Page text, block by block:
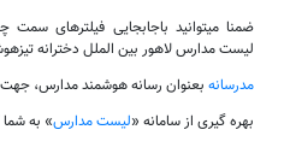
ضمنا میتوانید باجابجایی فیلترهای
لیست مدارس لاهور بین الملل دخترانه
مدرسانه بعنوان رسانه هوشمند مدارس،
بهره گیری از سامانه «لیست مدارس» به